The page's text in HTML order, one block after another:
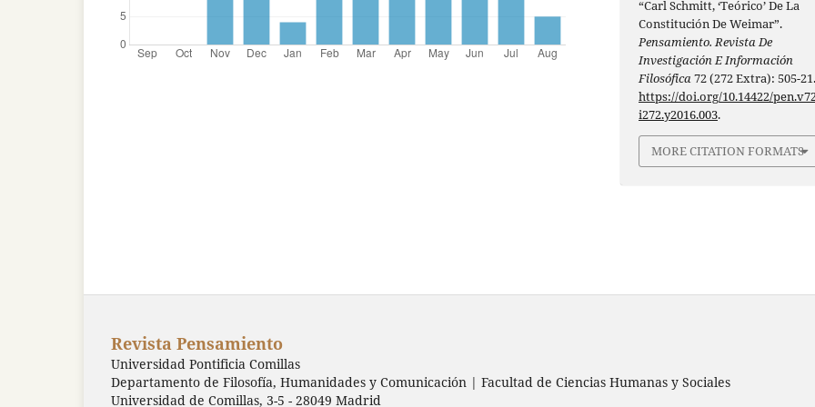
“Carl Schmitt, ‘Teórico’ De La
Constitución De Weimar”.
Pensamiento. Revista De
Investigación E Información
Filosófica72 (272 Extra): 505-
https://doi.org/10.14422/
i272.y2016.003.
MORE CITATION FORMATS
Revista Pensamiento
Universidad Pontificia Comillas
Departamento de Filosofía, Humanidades y Comunicación | Facultad de Ciencias Humanas y Sociales
Universidad de Comillas, 3-5 - 28049 Madrid